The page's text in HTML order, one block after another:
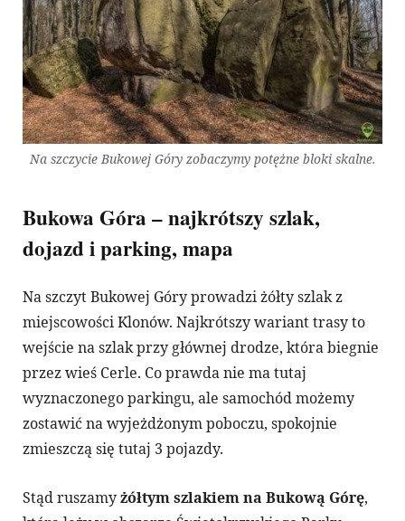
Na szczycie Bukowej Góry zobaczymy potężne bloki skalne.
Bukowa Góra – najkrótszy szlak,
dojazd i parking, mapa
Na szczyt Bukowej Góry prowadzi żółty szlak z
miejscowości Klonów. Najkrótszy wariant trasy to
wejście na szlak przy głównej drodze, która biegnie
przez wieś Cerle. Co prawda nie ma tutaj
wyznaczonego parkingu, ale samochód możemy
zostawić na wyjeżdżonym poboczu, spokojnie
zmieszczą się tutaj 3 pojazdy.
Stąd ruszamyżółtym szlakiem na Bukową Górę,